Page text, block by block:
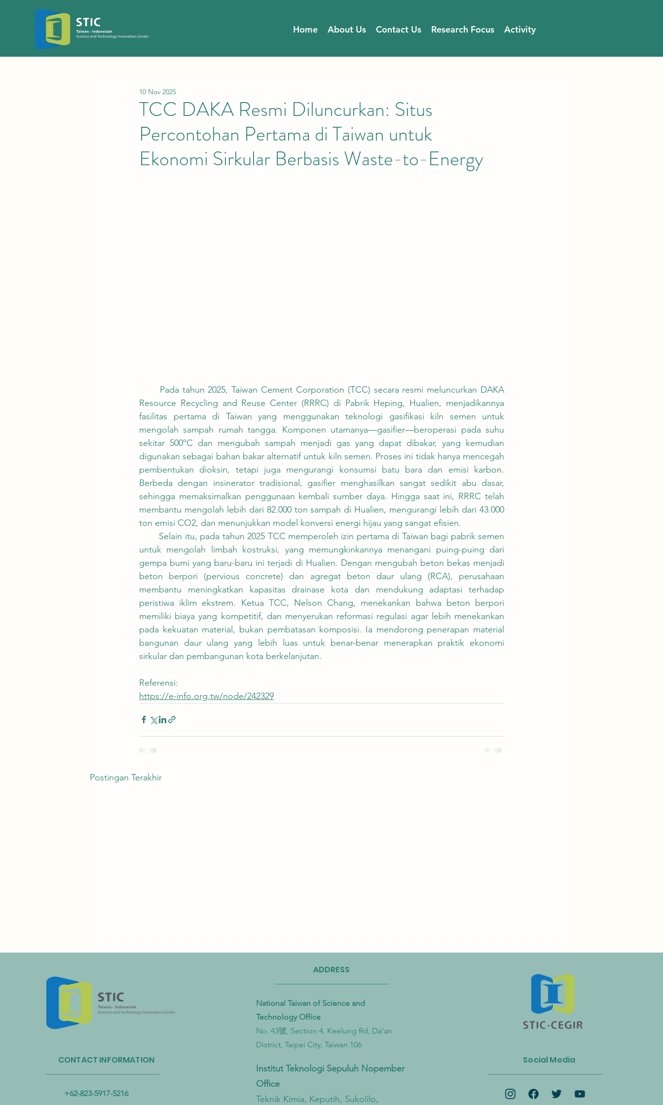
Home About Us Contact Us Research Focus Activity
TCC DAKA Resmi Diluncurkan: Situs
Percontohan Pertama di Taiwan untuk
Ekonomi Sirkular Berbasis Waste-to-Energy
10 Nov 2025
Resource Recycling and Reuse Center (RRRC) di Pabrik Heping, Hualien, menjadikannya
fasilitas pertama di Taiwan yang menggunakan teknologi gasifikasi kiln semen untuk
mengolah sampah rumah tangga. Komponen utamanya—gasifier—beroperasi pada suhu
sekitar 500ºC dan mengubah sampah menjadi gas yang dapat dibakar, yang kemudian
digunakan sebagai bahan bakar alternatif untuk kiln semen. Proses ini tidak hanya mencegah
pembentukan dioksin, tetapi juga mengurangi konsumsi batu bara dan emisi karbon.
Berbeda dengan insinerator tradisional, gasifier menghasilkan sangat sedikit abu dasar,
sehingga memaksimalkan penggunaan kembali sumber daya. Hingga saat ini, RRRC telah
membantu mengolah lebih dari 82.000 ton sampah di Hualien, mengurangi lebih dari 43.000
ton emisi CO2, dan menunjukkan model konversi energi hijau yang sangat efisien.
untuk mengolah limbah kostruksi, yang memungkinkannya menangani puing-puing dari
gempa bumi yang baru-baru ini terjadi di Hualien. Dengan mengubah beton bekas menjadi
beton berpori (pervious concrete) dan agregat beton daur ulang (RCA), perusahaan
membantu meningkatkan kapasitas drainase kota dan mendukung adaptasi terhadap
peristiwa iklim ekstrem. Ketua TCC, Nelson Chang, menekankan bahwa beton berpori
memiliki biaya yang kompetitif, dan menyerukan reformasi regulasi agar lebih menekankan
pada kekuatan material, bukan pembatasan komposisi. Ia mendorong penerapan material
bangunan daur ulang yang lebih luas untuk benar-benar menerapkan praktik ekonomi
sirkular dan pembangunan kota berkelanjutan.
Referensi:
https://e-info.org.tw/node/242329
Postingan Terakhir
Internasional Taoyuan Bermitra
untuk Mendorong Sirkulasi
Sumber Daya Plastik
Taiwan Perkuat Kemitraan Lintas
Kementerian untuk Mengatasi
Pencemaran Mikroplastik dari
Darat hingga Laut
untuk Mempercepat Ekonomi
Sirkular dan Transisi Net-Zero
CONTACT INFORMATION
+62-823-5917-5216
ADDRESS
National Taiwan of Science and
Technology Office
No. 43號, Section 4, Keelung Rd, Da’an
District, Taipei City, Taiwan 106
Institut Teknologi Sepuluh Nopember
Office
Teknik Kimia, Keputih, Sukolilo,
Social Media